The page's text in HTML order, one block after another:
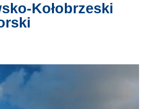
Kołobrzeski